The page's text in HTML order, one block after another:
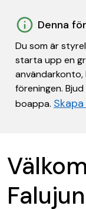
Denna
Du som är
starta upp en
användarkonto,
föreningen.
boappa.